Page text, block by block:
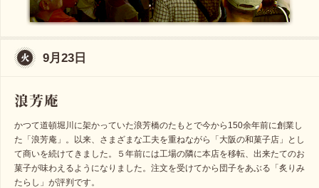
9月23日
かつて道頓堀川に架かっていた浪芳橋のたもとで今から150余年前に創業し
た「浪芳庵」。以来、さまざまな工夫を重ねながら「大阪の和菓子店」とし
て商いを続けてきました。５年前には工場の隣に本店を移転、出来たてのお
菓子が味わえるようになりました。注文を受けてから団子をあぶる「炙りみ
たらし」が評判です。